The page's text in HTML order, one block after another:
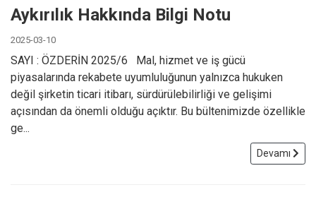
Aykırılık Hakkında Bilgi Notu
2025-03-10
SAYI : ÖZDERİN 2025/6 Mal, hizmet ve iş gücü
piyasalarında rekabete uyumluluğunun yalnızca hukuken
değil şirketin ticari itibarı, sürdürülebilirliği ve gelişimi
açısından da önemli olduğu açıktır. Bu bültenimizde özellikle
ge...
Devamı